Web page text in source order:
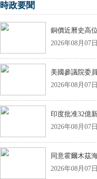
時政要聞
2026年08月07日
2026年08月07日
2026年08月07日
2026年08月07日